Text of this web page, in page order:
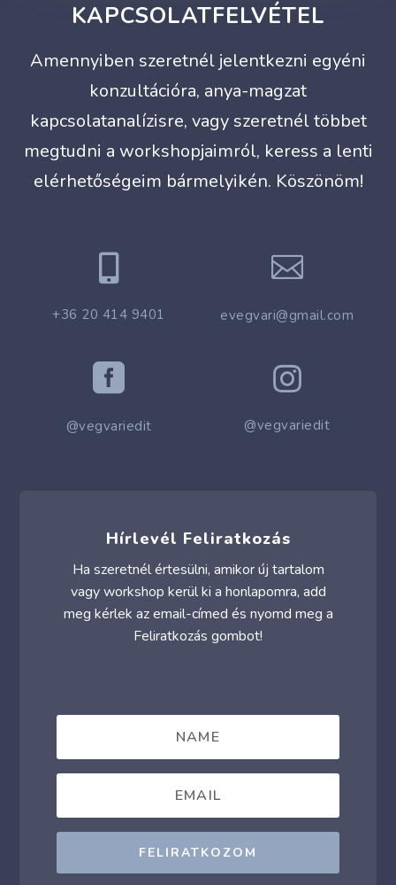
KAPCSOLATFELVÉTEL
Amennyiben szeretnél jelentkezni egyéni
konzultációra, anya-magzat
kapcsolatanalízisre, vagy szeretnél többet
megtudni a workshopjaimról, keress a lenti
elérhetőségeim bármelyikén. Köszönöm!

+36 20 414 9401

evegvari@gmail.com

@vegvariedit

@vegvariedit
Hírlevél Feliratkozás
Ha szeretnél értesülni, amikor új tartalom
vagy workshop kerül ki a honlapomra, add
meg kérlek az email-címed és nyomd meg a
Feliratkozás gombot!
FELIRATKOZOM